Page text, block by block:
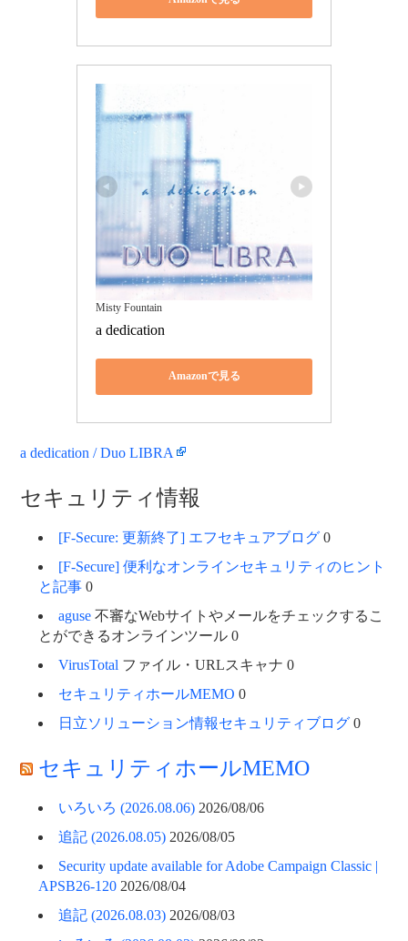
Misty Fountain
a dedication
Amazonで見る
a dedication / Duo LIBRA
セキュリティ情報
[F-Secure: 更新終了] エフセキュアブログ 0
[F-Secure] 便利なオンラインセキュリティのヒント
と記事 0
aguse 不審なWebサイトやメールをチェックするこ
とができるオンラインツール 0
VirusTotal ファイル・URLスキャナ 0
セキュリティホールMEMO 0
日立ソリューション情報セキュリティブログ 0
セキュリティホールMEMO
いろいろ (2026.08.06) 2026/08/06
追記 (2026.08.05) 2026/08/05
Security update available for Adobe Campaign Classic |
APSB26-120 2026/08/04
追記 (2026.08.03) 2026/08/03